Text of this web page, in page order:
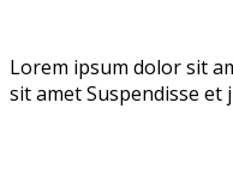
Lorem ipsum dolor sit
sit amet Suspendisse et